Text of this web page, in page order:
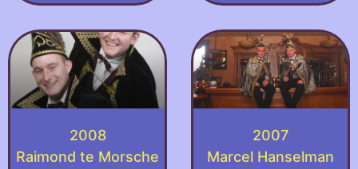
2008
Raimond te Morsche
2007
Marcel Hanselman